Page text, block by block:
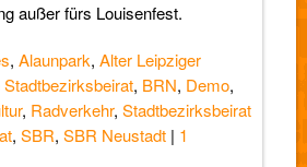
außer fürs Louisenfest.
, Alaunpark, Alter Leipziger
Stadtbezirksbeirat, BRN, Demo,
, Radverkehr, Stadtbezirksbeirat
, SBR, SBR Neustadt | 1